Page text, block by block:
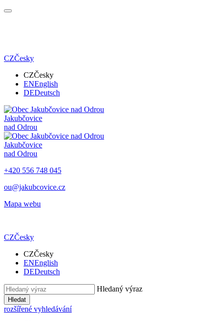
CZČesky
CZČesky
ENEnglish
DEDeutsch
Jakubčovice
nad Odrou
Jakubčovice
nad Odrou
+420 556 748 045
ou@jakubcovice.cz
Mapa webu
CZČesky
CZČesky
ENEnglish
DEDeutsch
Hledaný výraz
Hledat
rozšířené vyhledávání